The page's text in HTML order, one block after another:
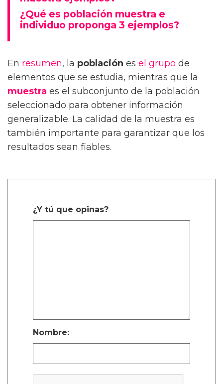
¿Qué es población muestra e
individuo proponga 3 ejemplos?
En resumen, la población es el grupo de
elementos que se estudia, mientras que la
muestra es el subconjunto de la población
seleccionado para obtener información
generalizable. La calidad de la muestra es
también importante para garantizar que los
resultados sean fiables.
¿Y tú que opinas?
Nombre: